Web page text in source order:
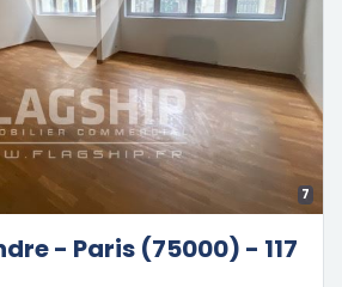
7
- Paris (75000) - 117